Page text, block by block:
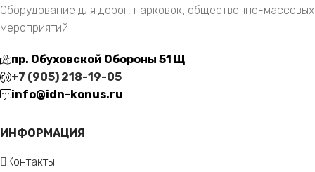
Оборудование для дорог, парковок, общественно-массовых
мероприятий
пр. Обуховской Обороны 51 Щ
+7 (905) 218-19-05
info@idn-konus.ru
ИНФОРМАЦИЯ
Контакты